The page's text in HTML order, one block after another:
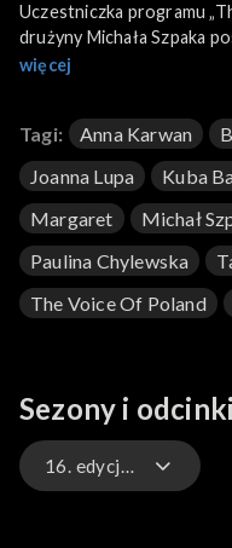
Uczestniczka programu
drużyny Michała Szpaka
wykonać piosenkę „Good
Kash” z 2003 roku. Lupa
15 listopada 2025 roku na
więcej
Tagi: Anna Karwan
Joanna Lupa
Kuba
Margaret
Michał
Paulina Chylewska
The Voice Of Poland
Sezony i odcinki
16. edycja – występy